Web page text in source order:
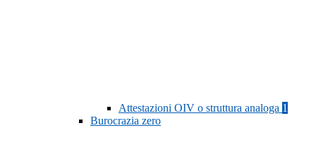
Attestazioni OIV o struttura analoga 1
Burocrazia zero